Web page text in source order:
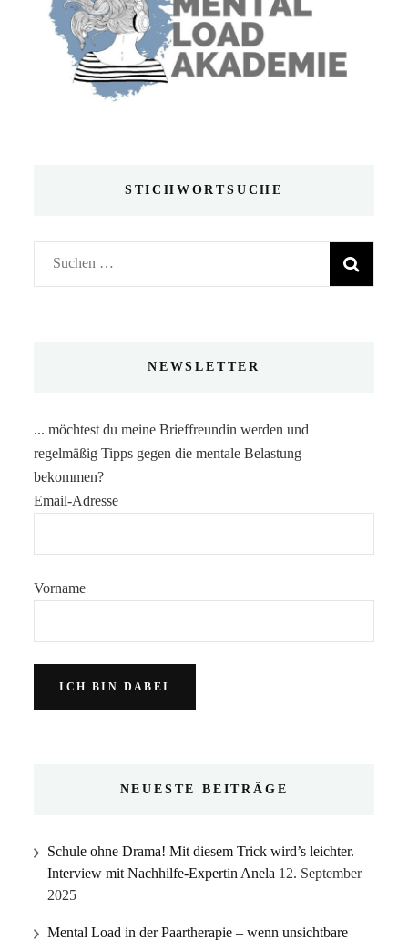
STICHWORTSUCHE
Suchen
nach:
NEWSLETTER
... möchtest du meine Brieffreundin werden und
regelmäßig Tipps gegen die mentale Belastung
bekommen?
Email-Adresse
Vorname
NEUESTE BEITRÄGE
Schule ohne Drama! Mit diesem Trick wird’s leichter.
Interview mit Nachhilfe-Expertin Anela 12. September
2025
Mental Load in der Paartherapie – wenn unsichtbare